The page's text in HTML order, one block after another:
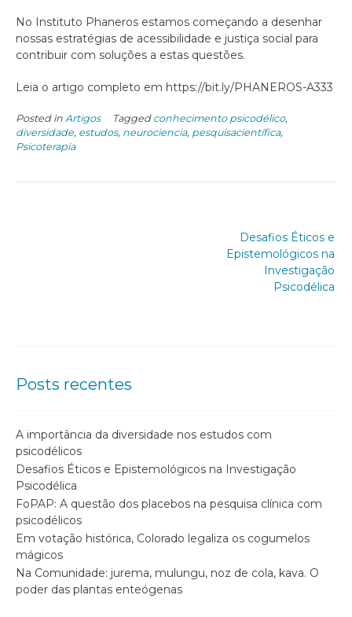
No Instituto Phaneros estamos começando a desenhar
nossas estratégias de acessibilidade e justiça social para
contribuir com soluções a estas questões.
Leia o artigo completo em https://bit.ly/PHANEROS-A333
Posted in Artigos Tagged conhecimento psicodélico,
diversidade, estudos, neurociencia, pesquisacientífica,
Psicoterapia
Desafios Éticos e
Epistemológicos na
Investigação
Psicodélica
Posts recentes
A importância da diversidade nos estudos com
psicodélicos
Desafios Éticos e Epistemológicos na Investigação
Psicodélica
FoPAP: A questão dos placebos na pesquisa clínica com
psicodélicos
Em votação histórica, Colorado legaliza os cogumelos
mágicos
Na Comunidade: jurema, mulungu, noz de cola, kava. O
poder das plantas enteógenas